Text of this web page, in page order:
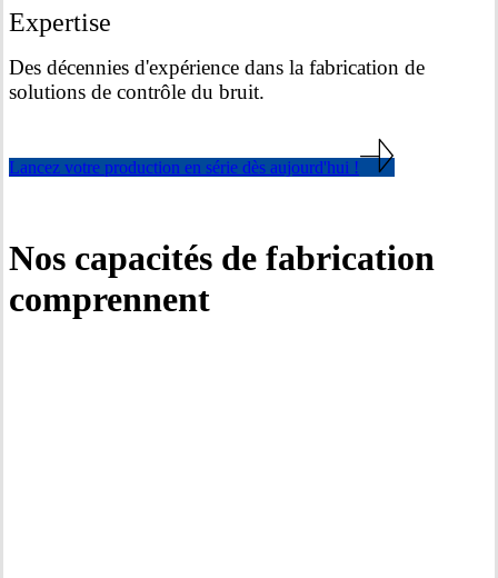
Expertise
Des décennies d'expérience dans la fabrication de
solutions de contrôle du bruit.
Lancez votre production en série dès aujourd'hui !
Nos capacités de fabrication
comprennent